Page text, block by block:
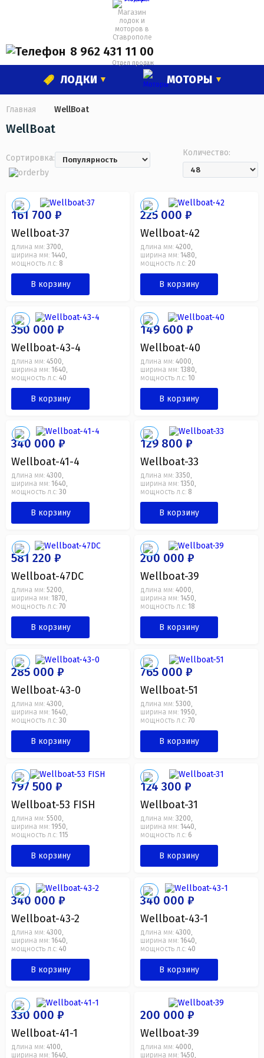
Магазин
лодок и
моторов в
Ставрополе
8 962 431 11 00
Отдел продаж
ЛОДКИ МОТОРЫ
Главная WellBoat
WellBoat
Сортировка: Количество:
161 700 ₽
Wellboat-37
длина мм: 3700 ,
ширина мм: 1440 ,
мощность л.с: 8
В корзину
225 000 ₽
Wellboat-42
длина мм: 4200 ,
ширина мм: 1480 ,
мощность л.с: 20
В корзину
350 000 ₽
Wellboat-43-4
длина мм: 4500
ширина мм: 1640
мощность л.с: 40
В корзину
149 600 ₽
Wellboat-40
длина мм: 4000
ширина мм: 1380
мощность л.с: 10
В корзину
340 000 ₽
Wellboat-41-4
длина мм: 4300 ,
ширина мм: 1640 ,
мощность л.с: 30
В корзину
129 800 ₽
Wellboat-33
длина мм: 3350 ,
ширина мм: 1350 ,
мощность л.с: 8
В корзину
581 220 ₽
Wellboat-47DC
длина мм: 5200 ,
ширина мм: 1870 ,
мощность л.с: 70
В корзину
200 000 ₽
Wellboat-39
длина мм: 4000 ,
ширина мм: 1450 ,
мощность л.с: 18
В корзину
285 000 ₽
Wellboat-43-0
длина мм: 4300 ,
ширина мм: 1640 ,
мощность л.с: 30
В корзину
765 000 ₽
Wellboat-51
длина мм: 5300 ,
ширина мм: 1950 ,
мощность л.с: 70
В корзину
797 500 ₽
Wellboat-53 FISH
длина мм: 5500 ,
ширина мм: 1950 ,
мощность л.с: 115
В корзину
124 300 ₽
Wellboat-31
длина мм: 3200 ,
ширина мм: 1440 ,
мощность л.с: 6
В корзину
340 000 ₽
Wellboat-43-2
длина мм: 4300 ,
ширина мм: 1640 ,
мощность л.с: 40
В корзину
340 000 ₽
Wellboat-43-1
длина мм: 4300 ,
ширина мм: 1640 ,
мощность л.с: 40
В корзину
330 000 ₽
Wellboat-41-1
длина мм: 4100 ,
ширина мм: 1640 ,
200 000 ₽
Wellboat-39
длина мм: 4000 ,
ширина мм: 1450 ,